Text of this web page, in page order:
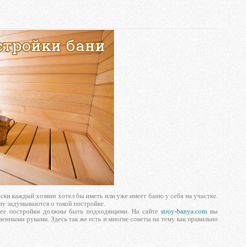
каждый хозяин хотел бы иметь или уже имеет баню у себя на участке.
задумываются о такой постройке.
постройки должны быть подходящими. На сайтеstroy-banya.com вы
руками. Здесь так же есть и многие советы на тему как правильно